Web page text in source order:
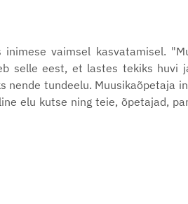
vaimsel kasvatamisel.
selle eest, et lastes tekiks huvi
nende tundeelu. Muusikaõpetaja
elu kutse ning teie, õpetajad,